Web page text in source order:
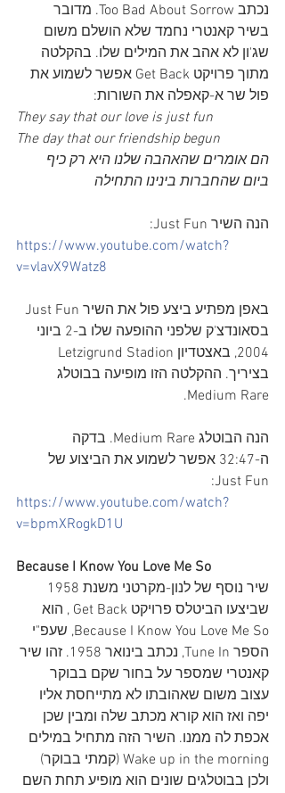
נכתב Too Bad About Sorrow. מדובר
בשיר קאנטרי נחמד שלא הושלם משום
שג'ון לא אהב את המילים שלו. בהקלטה
מתוך פרויקט Get Back אפשר לשמוע את
פול שר א-קאפלה את השורות:
They say that our love is just fun
The day that our friendship begun
הם אומרים שהאהבה שלנו היא רק כיף
ביום שהחברות בינינו התחילה
הנה השיר Just Fun:
https://www.youtube.com/watch?
v=vlavX9Watz8
בסאונדצ'ק שלפני ההופעה שלו ב-2 ביוני
בציריך. ההקלטה הזו מופיעה בבוטלג
Medium Rare.
הנה הבוטלג Medium Rare. בדקה
ה-32:47 אפשר לשמוע את הביצוע של
Just Fun:
https://www.youtube.com/watch?
v=bpmXRogkD1U
Because I Know You Love Me So
שביצעו הביטלס פרויקט Get Back , הוא
Because I Know You Love Me So, שעפ"י
הספר Tune In, נכתב בינואר 1958. זהו שיר
קאנטרי שמספר על בחור שקם בבוקר
עצוב משום שאהובתו לא מתייחסת אליו
יפה ואז הוא קורא מכתב שלה ומבין שכן
אכפת לה ממנו. השיר הזה מתחיל במילים
Wake up in the morning (קמתי בבוקר)
ולכן בבוטלגים שונים הוא מופיע תחת השם